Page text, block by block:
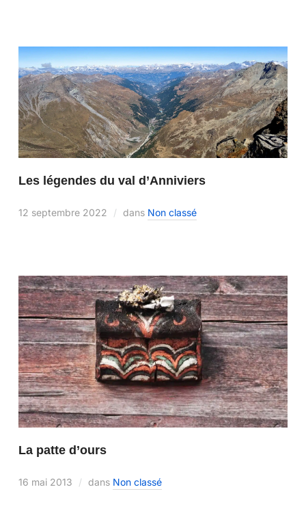
Les légendes du val d’Anniviers
12 septembre 2022 dans Non classé
La patte d’ours
16 mai 2013 dans Non classé